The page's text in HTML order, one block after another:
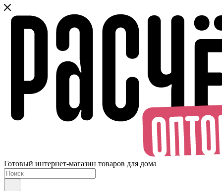
Готовый интернет-магазин товаров для дома